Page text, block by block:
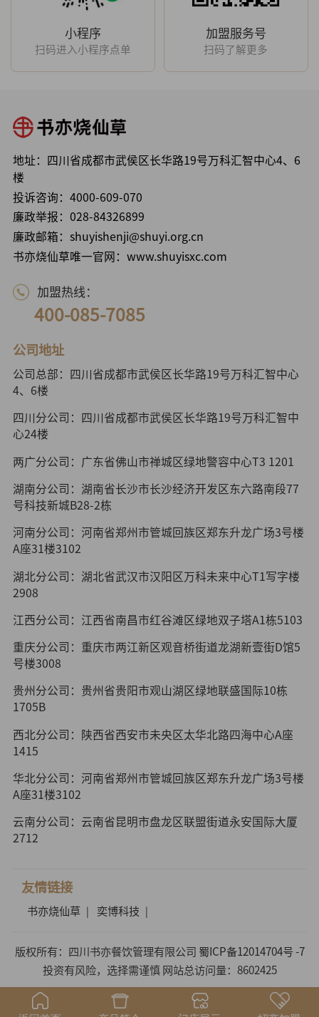
小程序
扫码进入小程序点单
加盟服务号
扫码了解更多
地址：四川省成都市武侯区长华路19号万科汇智中心4、6
楼
投诉咨询： 4000-609-070
廉政举报： 028-84326899
廉政邮箱：shuyishenji@shuyi.org.cn
书亦烧仙草唯一官网：www.shuyisxc.com
加盟热线：
400-085-7085
公司地址
公司总部：四川省成都市武侯区长华路19号万科汇智中心
4、6楼
四川分公司：四川省成都市武侯区长华路19号万科汇智中
心24楼
两广分公司：广东省佛山市禅城区绿地警容中心T3 1201
湖南分公司：湖南省长沙市长沙经济开发区东六路南段77
号科技新城B28-2栋
河南分公司：河南省郑州市管城回族区郑东升龙广场3号楼
A座31楼3102
湖北分公司：湖北省武汉市汉阳区万科未来中心T1写字楼
2908
江西分公司：江西省南昌市红谷滩区绿地双子塔A1栋5103
重庆分公司：重庆市两江新区观音桥街道龙湖新壹街D馆5
号楼3008
贵州分公司：贵州省贵阳市观山湖区绿地联盛国际10栋
1705B
西北分公司：陕西省西安市未央区太华北路四海中心A座
1415
华北分公司：河南省郑州市管城回族区郑东升龙广场3号楼
A座31楼3102
云南分公司：云南省昆明市盘龙区联盟街道永安国际大厦
2712
友情链接
书亦烧仙草 奕博科技
版权所有：四川书亦餐饮管理有限公司 蜀ICP备12014704号 -7
投资有风险，选择需谨慎 网站总访问量：8602425